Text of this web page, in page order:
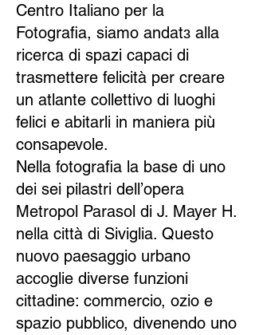
Centro Italiano per la
Fotografia, siamo andatɜ alla
ricerca di spazi capaci di
trasmettere felicità per creare
un atlante collettivo di luoghi
felici e abitarli in maniera più
consapevole.
Nella fotografia la base di uno
dei sei pilastri dell’opera
Metropol Parasol di J. Mayer H.
nella città di Siviglia. Questo
nuovo paesaggio urbano
accoglie diverse funzioni
cittadine: commercio, ozio e
spazio pubblico, divenendo uno